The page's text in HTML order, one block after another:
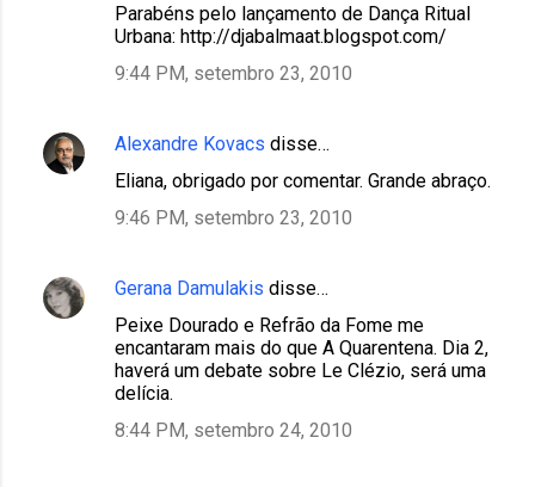
Parabéns pelo lançamento de Dança Ritual
Urbana: http://djabalmaat.blogspot.com/
9:44 PM, setembro 23, 2010
Alexandre Kovacs disse…
Eliana, obrigado por comentar. Grande abraço.
9:46 PM, setembro 23, 2010
Gerana Damulakis disse…
Peixe Dourado e Refrão da Fome me
encantaram mais do que A Quarentena. Dia 2,
haverá um debate sobre Le Clézio, será uma
delícia.
8:44 PM, setembro 24, 2010